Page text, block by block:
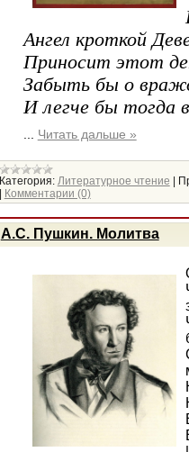
Ан­гел крот­кой
При­но­сит этот
За­быть бы о
И лег­че бы то­гда
... Читать дальше »
Категория: Литературное чтение
Комментарии (0)
А.С. Пушкин. Молитва